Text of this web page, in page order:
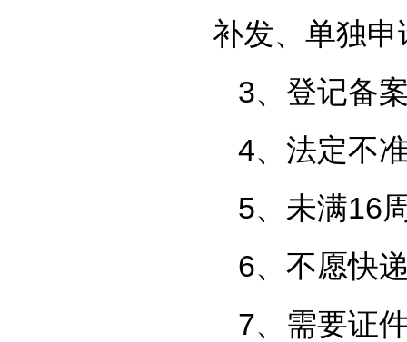
补发、单独
3、登记备
4、法定不
5、未满16
6、不愿快
7、需要证